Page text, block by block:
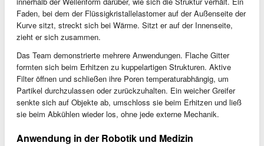
Faden, bei dem der Flüssigkristallelastomer auf der Außenseite der
Kurve sitzt, streckt sich bei Wärme. Sitzt er auf der Innenseite,
zieht er sich zusammen.
Das Team demonstrierte mehrere Anwendungen. Flache Gitter
formten sich beim Erhitzen zu kuppelartigen Strukturen. Aktive
Filter öffnen und schließen ihre Poren temperaturabhängig, um
Partikel durchzulassen oder zurückzuhalten. Ein weicher Greifer
senkte sich auf Objekte ab, umschloss sie beim Erhitzen und ließ
sie beim Abkühlen wieder los, ohne jede externe Mechanik.
Anwendung in der Robotik und Medizin